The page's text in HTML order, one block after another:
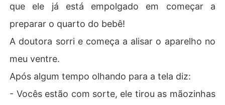
que ele já está empolgado em começar a
preparar o quarto do bebê!
A doutora sorri e começa a alisar o aparelho no
meu ventre.
Após algum tempo olhando para a tela diz:
- Vocês estão com sorte, ele tirou as mãozinhas